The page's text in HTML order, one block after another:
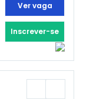
Ver vaga
Inscrever-se